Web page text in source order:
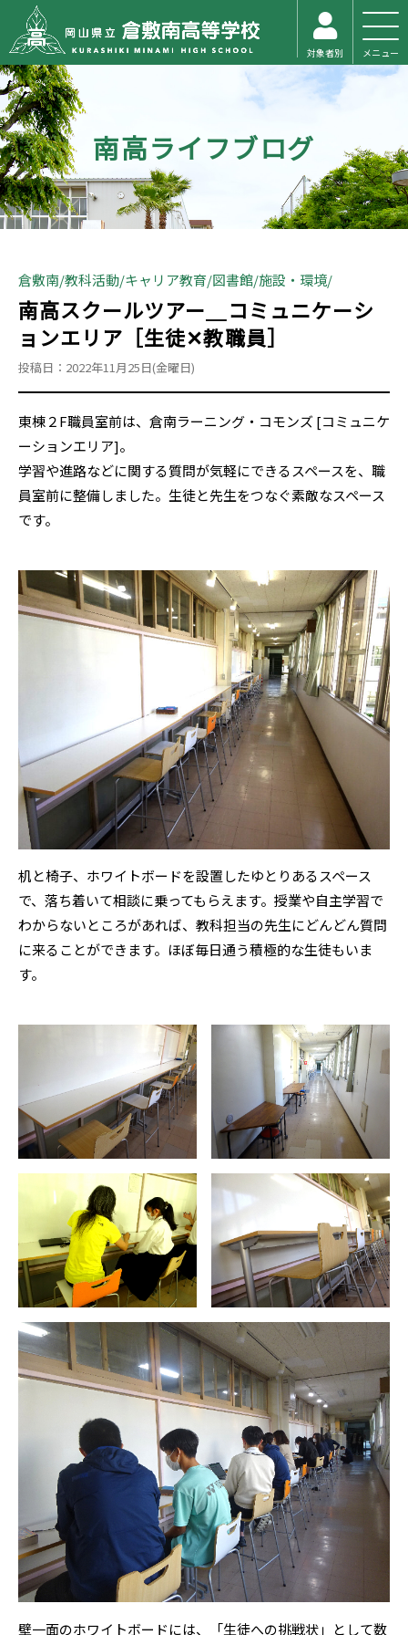
対象者別 メニュー
南高ライフブログ
倉敷南 教科活動 キャリア教育 図書館 施設・環境
南高スクールツアー＿コミュニケーシ
ョンエリア［生徒✕教職員］
投稿日：2022年11月25日(金曜日)
東棟２F職員室前は、倉南ラーニング・コモンズ [コミュニケ
ーションエリア]。
学習や進路などに関する質問が気軽にできるスペースを、職
員室前に整備しました。生徒と先生をつなぐ素敵なスペース
です。
机と椅子、ホワイトボードを設置したゆとりあるスペース
で、落ち着いて相談に乗ってもらえます。授業や自主学習で
わからないところがあれば、教科担当の先生にどんどん質問
に来ることができます。ほぼ毎日通う積極的な生徒もいま
す。
壁一面のホワイトボードには、「生徒への挑戦状」として数